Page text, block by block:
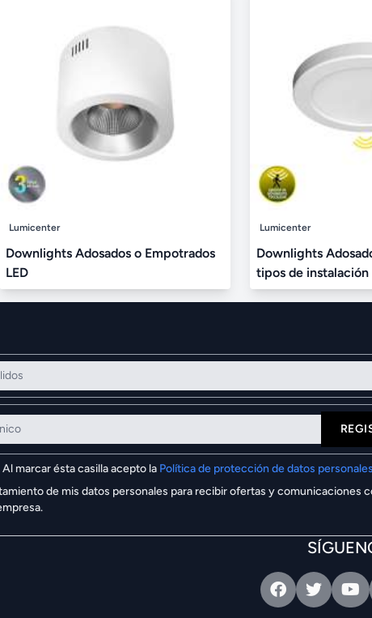
Lumicenter
Downlights Adosados o Empotrados
LED
Lumicenter
Downlights
tipos de instalación
Al marcar ésta casilla acepto la Política de protección de datos personales
de mis datos personales para recibir ofertas y comunicaciones
FacebookTwitter